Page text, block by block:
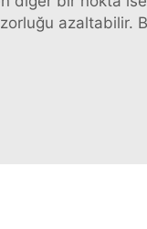
zorluğu